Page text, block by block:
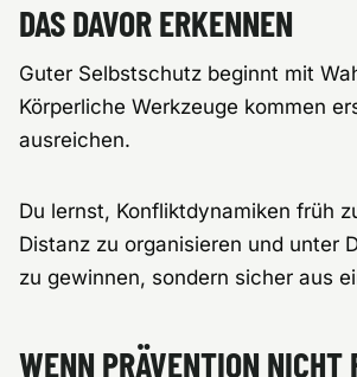
DAS DAVOR ERKENNEN
Guter Selbstschutz beginnt mit
Körperliche Werkzeuge kommen
ausreichen.
Du lernst, Konfliktdynamiken früh
Distanz zu organisieren und unter
zu gewinnen, sondern sicher aus
WENN PRÄVENTION NICHT